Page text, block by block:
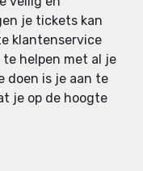
je tickets kan
klantenservice
helpen met al je
doen is je aan te
je op de hoogte